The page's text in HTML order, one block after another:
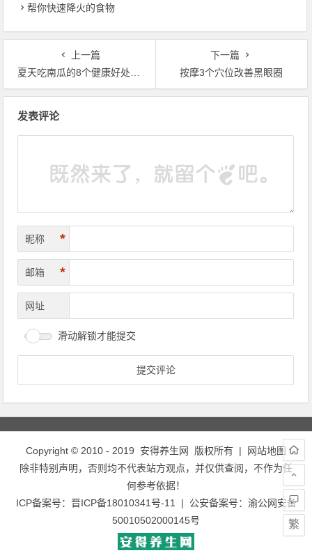
帮你快速降火的食物
上一篇
夏天吃南瓜的8个健康好处，不可不知
下一篇
按摩3个穴位改善黑眼圈
发表评论
昵称 *
邮箱 *
网址
滑动解锁才能提交
Copyright © 2010 - 2019 安得养生网 版权所有 |
网站地图
除非特别声明，否则均不代表站方观点，并仅供查阅，不作为任
何参考依据！
ICP备案号： 晋ICP备18010341号-11 | 公安备案号： 渝公网安备
50010502000145号
繁